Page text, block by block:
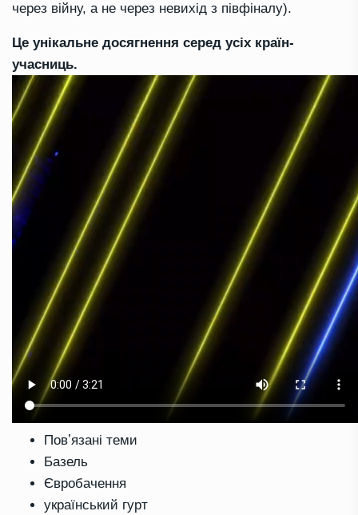
через війну, а не через невихід з півфіналу).
Це унікальне досягнення серед усіх країн-
учасниць.
Повʼязані теми
Базель
Євробачення
український гурт